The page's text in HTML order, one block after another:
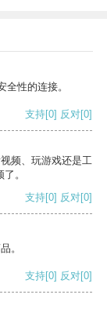
性的连接。
支持[0] 反对[0]
频、玩游戏还是工
。
支持[0] 反对[0]
。
支持[0] 反对[0]